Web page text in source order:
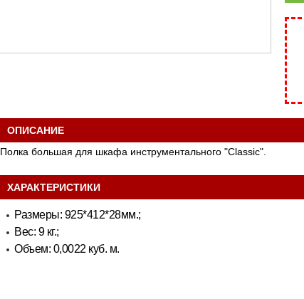
ОПИСАНИЕ
Полка большая для шкафа инструментального "Classic".
ХАРАКТЕРИСТИКИ
Размеры: 925*412*28мм.;
Вес: 9 кг.;
Объем: 0,0022 куб. м.